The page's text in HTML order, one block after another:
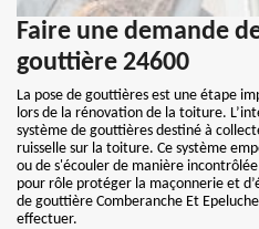
Faire une demande
gouttière 24600
La pose de gouttières est une étape
lors de la rénovation de la toiture.
système de gouttières destiné à
ruisselle sur la toiture. Ce système
ou de s'écouler de manière
pour rôle protéger la maçonnerie et
de gouttière Comberanche Et
effectuer.